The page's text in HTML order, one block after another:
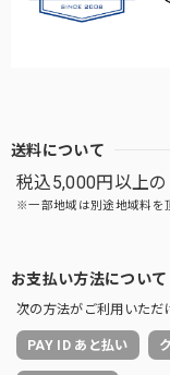
送料について
税込5,000円以上
※一部地域は別途地域料を
お支払い方法について
次の方法がご利用いただ
PAY ID あと払い